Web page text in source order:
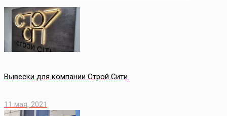
Вывески для компании Строй Сити
11 мая, 2021